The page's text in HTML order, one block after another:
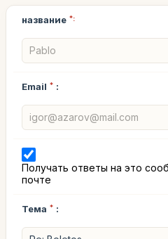
название *:
Email * :
Получать ответы на это
почте
Тема * :